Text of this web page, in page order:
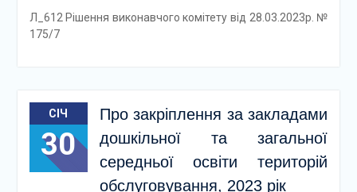
Л_612 Рішення виконавчого комітету від 28.03.2023р. №
175/7
СІЧ
30
Про закріплення за закладами
дошкільної та загальної
середньої освіти територій
обслуговування, 2023 рік